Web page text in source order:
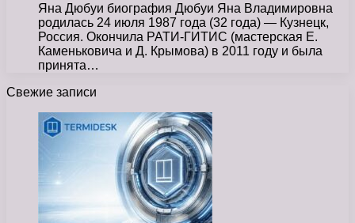
Яна Дюбуи биография Дюбуи Яна Владимировна
родилась 24 июля 1987 года (32 года) — Кузнецк,
Россия. Окончила РАТИ-ГИТИС (мастерская Е.
Каменьковича и Д. Крымова) в 2011 году и была
принята…
Свежие записи